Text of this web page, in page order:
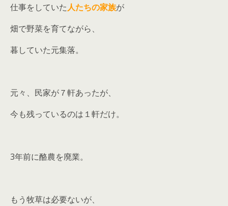
仕事をしていた人たちの家族が
畑で野菜を育てながら、
暮していた元集落。
元々、民家が７軒あったが、
今も残っているのは１軒だけ。
3年前に酪農を廃業。
もう牧草は必要ないが、